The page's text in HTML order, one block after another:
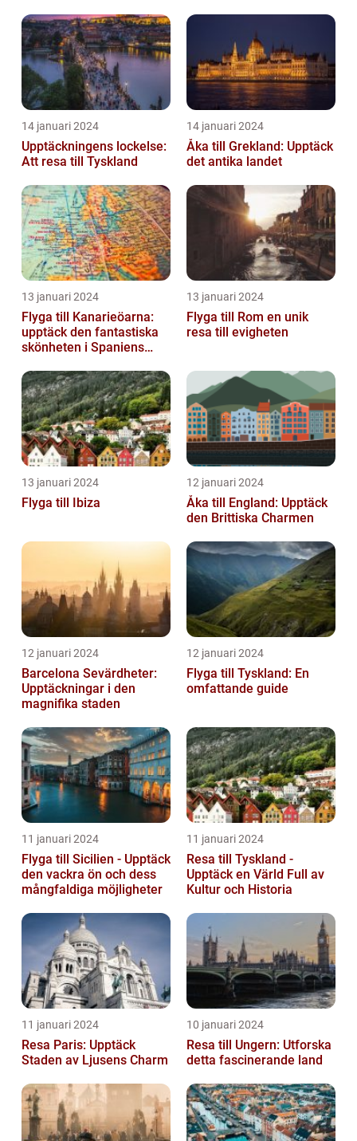
14 januari 2024
Upptäckningens lockelse:
Att resa till Tyskland
14 januari 2024
Åka till Grekland: Upptäck
det antika landet
13 januari 2024
Flyga till Kanarieöarna:
upptäck den fantastiska
skönheten i Spaniens
13 januari 2024
Flyga till Rom en unik
resa till evigheten
13 januari 2024
Flyga till Ibiza
12 januari 2024
Åka till England: Upptäck
den Brittiska Charmen
12 januari 2024
Barcelona Sevärdheter:
Upptäckningar i den
magnifika staden
12 januari 2024
Flyga till Tyskland: En
omfattande guide
11 januari 2024
Flyga till Sicilien - Upptäck
den vackra ön och dess
mångfaldiga möjligheter
11 januari 2024
Resa till Tyskland -
Upptäck en Värld Full av
Kultur och Historia
11 januari 2024
Resa Paris: Upptäck
Staden av Ljusens Charm
10 januari 2024
Resa till Ungern: Utforska
detta fascinerande land